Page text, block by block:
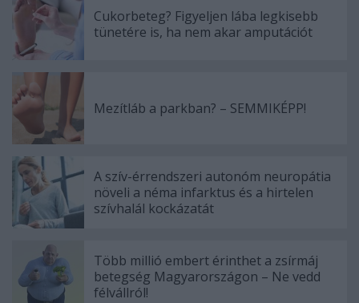
Cukorbeteg? Figyeljen lába legkisebb
tünetére is, ha nem akar amputációt
Mezítláb a parkban? – SEMMIKÉPP!
A szív-érrendszeri autonóm neuropátia
növeli a néma infarktus és a hirtelen
szívhalál kockázatát
Több millió embert érinthet a zsírmáj
betegség Magyarországon – Ne vedd
félvállról!